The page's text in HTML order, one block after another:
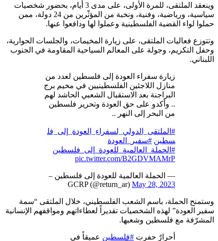
وينعقد الملتقى، للمرة الأولى، على مدى 3 أيام، بحضور شخصيات
سياسية، ورياضية، وفنية، ونخبة من المؤثّرين من 24 دولة، ممن
حملوا لواء القضية الفلسطينية وعملوا لها ودافعوا عنها.
وتتوزع فعاليات الملتقى، على زيارة المخيمات، والجلسات الحوارية،
وحفل التكريم، وجولة على المعالم السياحية المقاومة في الجنوب
اللبناني.
زيارة سفراء العودة إلى فلسطين لعدد من
منازل اللاجئين الفلسطينيين في مخيم برج
البراجنة بعد الاستقبال الشعبي الحاشد لهم
.. وأكدو على حق العودة وتحرير فلسطين
من البحر إلى النهر ..
#الملتقى_الدولي_لسفراء_العودة_إلى_فل
سطين #سفير_العودة
#الحملة_العالمية_للعودة_إلى_فلسطين
pic.twitter.com/B2GDVMAMrP
— الحملة العالمية للعودة إلى فلسطين –
GCRP (@return_ar) May 28, 2023
وستمنح الحملة، باسم الشعب الفلسطيني، خلال الملتقى “سمة
سفير العودة” لهذه الشخصيات تقديراً لعطاءاتهم ومواقفهم الإنسانية
المشرّفة مع فلسطين وشعبها.
أحرارٌ حفرت #فلسطين عميقاً في